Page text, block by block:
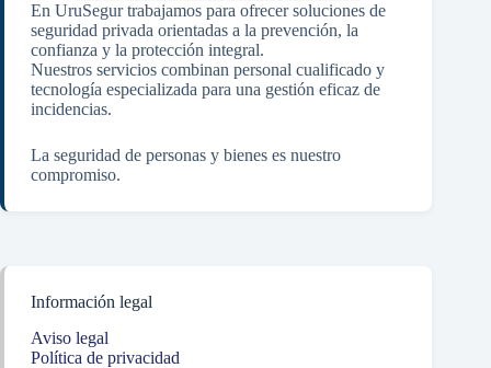
En UruSegur trabajamos para ofrecer soluciones de
seguridad privada orientadas a la prevención, la
confianza y la protección integral.
Nuestros servicios combinan personal cualificado y
tecnología especializada para una gestión eficaz de
incidencias.
La seguridad de personas y bienes es nuestro
compromiso.
Información legal
Aviso legal
Política de privacidad